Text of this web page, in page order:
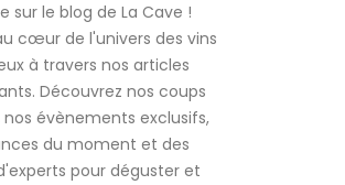
sur le blog de La Cave !
cœur de l'univers des vins
à travers nos articles
Découvrez nos coups
évènements exclusifs,
du moment et des
pour déguster et